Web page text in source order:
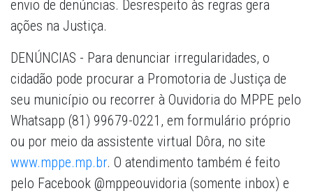
envio de denúncias. Desrespeito às regras gera
ações na Justiça.
DENÚNCIAS - Para denunciar irregularidades, o
cidadão pode procurar a Promotoria de Justiça de
seu município ou recorrer à Ouvidoria do MPPE pelo
Whatsapp (81) 99679-0221, em formulário próprio
ou por meio da assistente virtual Dôra, no site
www.mppe.mp.br. O atendimento também é feito
pelo Facebook @mppeouvidoria (somente inbox) e